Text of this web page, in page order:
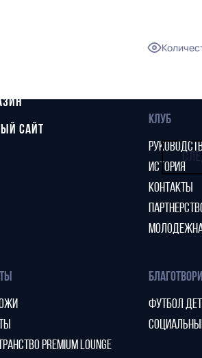
САЙТ
КАЛЕНДАРЬ
КЛУБ
ИСТОРИЯ
КОНТАКТЫ
PREMIUM LOUNGE
ФУТБОЛ